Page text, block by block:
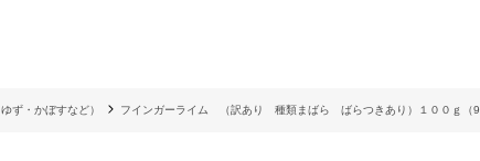
ず・かぼすなど） フインガーライム （訳あり 種類まばら ばらつきあり）１００ｇ（